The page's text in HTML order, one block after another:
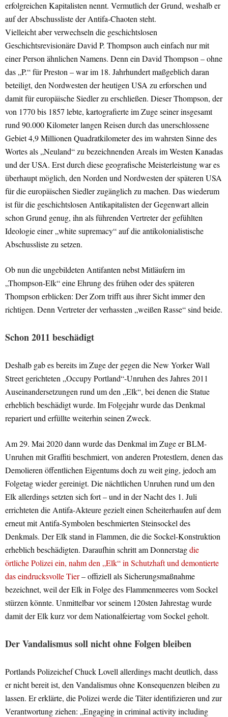
erfolgreichen Kapitalisten nennt. Vermutlich der Grund, weshalb er
auf der Abschussliste der Antifa-Chaoten steht.
Vielleicht aber verwechseln die geschichtslosen
Geschichtsrevisionäre David P. Thompson auch einfach nur mit
einer Person ähnlichen Namens. Denn ein David Thompson – ohne
das „P.“ für Preston – war im 18. Jahrhundert maßgeblich daran
beteiligt, den Nordwesten der heutigen USA zu erforschen und
damit für europäische Siedler zu erschließen. Dieser Thompson, der
von 1770 bis 1857 lebte, kartografierte im Zuge seiner insgesamt
rund 90.000 Kilometer langen Reisen durch das unerschlossene
Gebiet 4,9 Millionen Quadratkilometer des im wahrsten Sinne des
Wortes als „Neuland“ zu bezeichnenden Areals im Westen Kanadas
und der USA. Erst durch diese geografische Meisterleistung war es
überhaupt möglich, den Norden und Nordwesten der späteren USA
für die europäischen Siedler zugänglich zu machen. Das wiederum
ist für die geschichtslosen Antikapitalisten der Gegenwart allein
schon Grund genug, ihn als führenden Vertreter der gefühlten
Ideologie einer „white supremacy“ auf die antikolonialistische
Abschussliste zu setzen.
Ob nun die ungebildeten Antifanten nebst Mitläufern im
„Thompson-Elk“ eine Ehrung des frühen oder des späteren
Thompson erblicken: Der Zorn trifft aus ihrer Sicht immer den
richtigen. Denn Vertreter der verhassten „weißen Rasse“ sind beide.
Schon 2011 beschädigt
Deshalb gab es bereits im Zuge der gegen die New Yorker Wall
Street gerichteten „Occupy Portland“-Unruhen des Jahres 2011
Auseinandersetzungen rund um den „Elk“, bei denen die Statue
erheblich beschädigt wurde. Im Folgejahr wurde das Denkmal
repariert und erfüllte weiterhin seinen Zweck.
Am 29. Mai 2020 dann wurde das Denkmal im Zuge er BLM-
Unruhen mit Graffiti beschmiert, von anderen Protestlern, denen das
Demolieren öffentlichen Eigentums doch zu weit ging, jedoch am
Folgetag wieder gereinigt. Die nächtlichen Unruhen rund um den
Elk allerdings setzten sich fort – und in der Nacht des 1. Juli
errichteten die Antifa-Akteure gezielt einen Scheiterhaufen auf dem
erneut mit Antifa-Symbolen beschmierten Steinsockel des
Denkmals. Der Elk stand in Flammen, die die Sockel-Konstruktion
erheblich beschädigten. Daraufhin schritt am Donnerstagdie
örtliche Polizei ein, nahm den „Elk“ in Schutzhaft und demontierte
das eindrucksvolle Tier– offiziell als Sicherungsmaßnahme
bezeichnet, weil der Elk in Folge des Flammenmeeres vom Sockel
stürzen könnte. Unmittelbar vor seinem 120sten Jahrestag wurde
damit der Elk kurz vor dem Nationalfeiertag vom Sockel geholt.
Der Vandalismus soll nicht ohne Folgen bleiben
Portlands Polizeichef Chuck Lovell allerdings macht deutlich, dass
er nicht bereit ist, den Vandalismus ohne Konsequenzen bleiben zu
lassen. Er erklärte, die Polizei werde die Täter identifizieren und zur
Verantwortung ziehen: „Engaging in criminal activity including